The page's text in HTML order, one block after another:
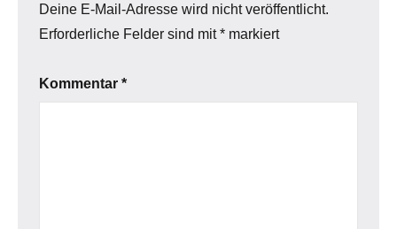
Deine E-Mail-Adresse wird nicht veröffentlicht.
Erforderliche Felder sind mit* markiert
Kommentar *